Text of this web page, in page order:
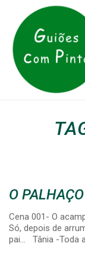
O
Cena 001- O
Só, depois de
pai… Tânia -Toda